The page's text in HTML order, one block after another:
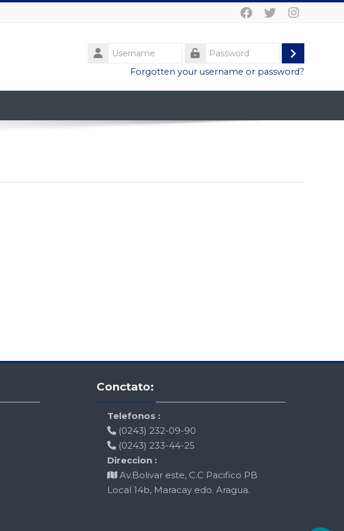
Username
Log
Forgotten your username or password?
Conctato:
Telefonos :
(0243) 232-09-90
(0243) 233-44-25
Direccion :
Av.Bolivar este, C.C Pacifico PB
Local 14b, Maracay edo. Aragua.